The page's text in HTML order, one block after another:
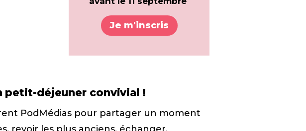
Je m'inscris
petit-déjeuner convivial !
PodMédias pour partager un moment